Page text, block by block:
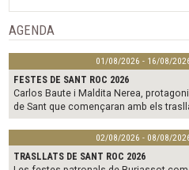
AGENDA
01/08/2026 - 16/08/
FESTES DE SANT ROC 2026
Carlos Baute i Maldita Nerea,
de Sant que començaran amb els
02/08/2026 - 08/08/
TRASLLATS DE SANT ROC 2026